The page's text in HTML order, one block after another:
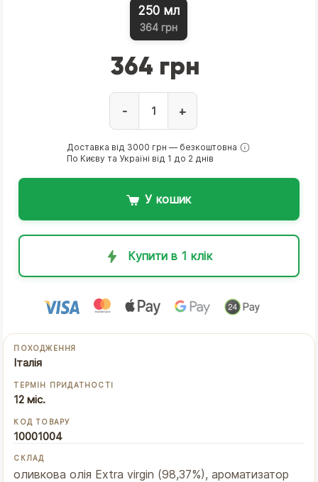
250 мл
364 грн
364 грн
- +
Доставка від 3000 грн — безкоштовна
По Києву та Україні від 1 до 2 днів
У кошик
Купити в 1 клік
ПОХОДЖЕННЯ
Італія
ТЕРМІН ПРИДАТНОСТІ
12 міс.
КОД ТОВАРУ
10001004
СКЛАД
оливкова олія Extra virgin (98,37%), ароматизатор